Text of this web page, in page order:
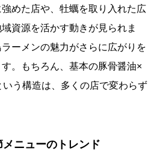
めた店や、牡蠣を取り入れた広
資源を活かす動きが見られま
ーメンの魅力がさらに広がりを
。もちろん、基本の豚骨醤油×
う構造は、多くの店で変わらず
ニューのトレンド